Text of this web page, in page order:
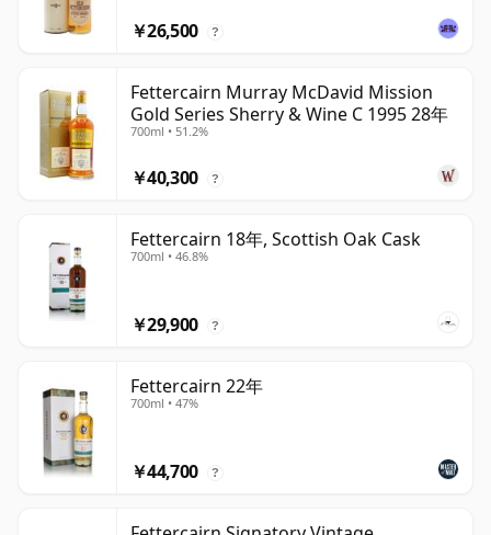
￥26,500 ?
Fettercairn Murray McDavid Mission
Gold Series Sherry & Wine C 1995 28年
700ml • 51.2%
￥40,300 ?
Fettercairn 18年, Scottish Oak Cask
700ml • 46.8%
￥29,900 ?
Fettercairn 22年
700ml • 47%
￥44,700 ?